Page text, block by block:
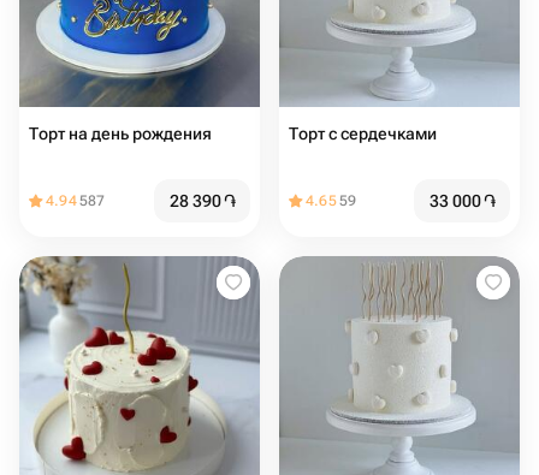
Торт на день рождения
4.94587 28 390֏
Торт с сердечками
4.6559 33 000֏